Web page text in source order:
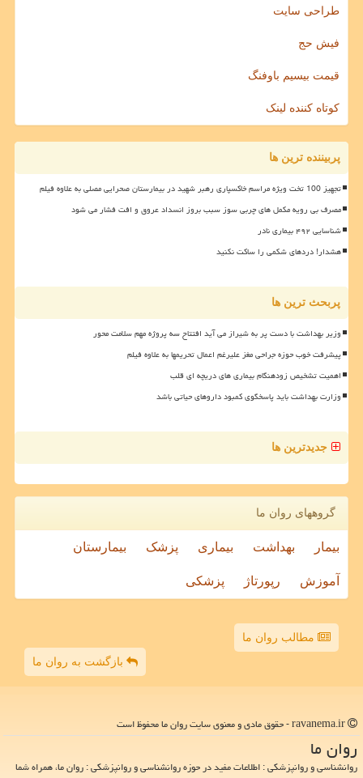
طراحی سایت
فیش حج
قیمت بیسیم باوفنگ
کوتاه کننده لینک
پربیننده ترین ها
تجهیز 100 تخت ویژه مراسم خاکسپاری رهبر شهید در بیمارستان صحرایی مصلی به علاوه فیلم
مصرف بی رویه مکمل های چربی سوز سبب بروز انسداد عروق و افت فشار می شود
شناسایی ۴۹۲ بیماری نادر
هشدار! دردهای شکمی را ساکت نکنید
پربحث ترین ها
وزیر بهداشت با دست پر به شیراز می آید افتتاح سه پروژه مهم سلامت محور
پیشرفت خوب حوزه جراحی مغز علیرغم اعمال تحریمها به علاوه فیلم
اهمیت تشخیص زودهنگام بیماری های دریچه ای قلب
وزارت بهداشت باید پاسخگوی کمبود داروهای حیاتی باشد
جدیدترین ها
گروههای روان ما
بیمار بهداشت بیماری پزشک بیمارستان
آموزش رپورتاژ پزشکی
مطالب روان ما
بازگشت به روان ما
روان ما
روانشناسی و روانپزشکی : اطلاعات مفید در حوزه روانشناسی و روانپزشکی : روان ما، همراه شما